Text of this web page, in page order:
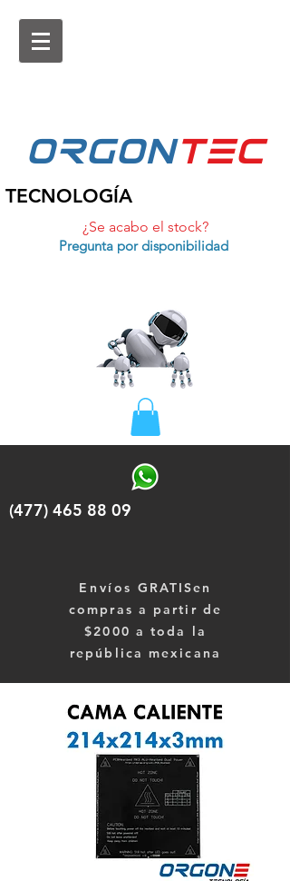
ORGONtEc
TECNOLOGÍA
¿Se acabo el stock?
Pregunta por disponibilidad
(477) 465 88 09
Envíos GRATISen
compras a partir de
$2000 a toda la
república mexicana